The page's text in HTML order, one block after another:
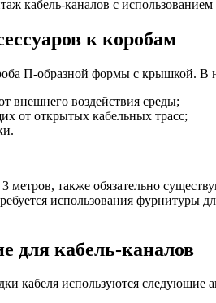
кабель-каналов с
к коробам
П-образной формы с крышкой. В
внешнего воздействия среды;
от открытых кабельных трасс;
3 метров, также обязательно
использования фурнитуры
для кабель-каналов
кабеля используются следующие